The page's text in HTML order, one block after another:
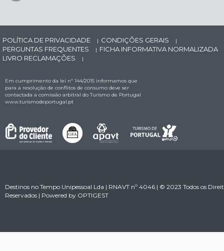
POLÍTICA DE PRIVACIDADE | CONDIÇÕES GERAIS |
PERGUNTAS FREQUENTES | FICHA INFORMATIVA NORMALIZADA
LIVRO RECLAMAÇÕES
|
Em cumprimento da lei nº 144/2015 informamos que
para a resolução de conflitos de consumo deve ser
contactada a comissão arbitral do Turismo de Portugal
www.turismodeportugal.pt
Destinos no Tempo Unipessoal Lda | RNAVT nº 4046 | © 2023 Todos os
Reservados | Powered by OPTIGEST